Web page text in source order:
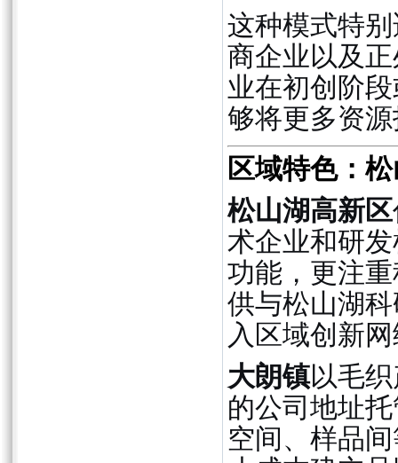
这种模式特
商企业以及
业在初创阶
够将更多资
区域特色：
松山湖高新区
术企业和研
功能，更注
供与松山湖
入区域创新
大朗镇以毛
的公司地址
空间、样品